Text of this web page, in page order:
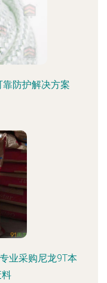
防护解决方案
业采购尼龙9T本